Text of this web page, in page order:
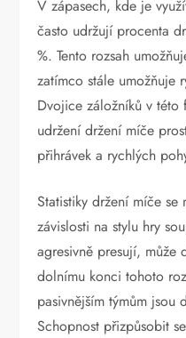
V zápasech, kde je
často udržují procenta
%. Tento rozsah
zatímco stále umožňuje
Dvojice záložníků v
udržení držení míče
přihrávek a rychlých
Statistiky držení míče se
závislosti na stylu hry
agresivně presují, může
dolnímu konci tohoto
pasivnějším týmům jsou
Schopnost přizpůsobit